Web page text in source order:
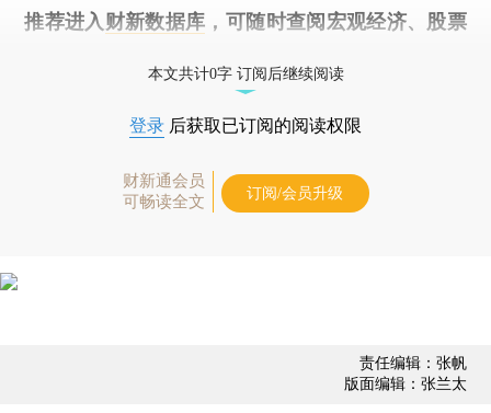
推荐进入 财新数据库 ，可随时查阅宏观经济、股票
本文共计0字 订阅后继续阅读
登录 后获取已订阅的阅读权限
财新通会员
可畅读全文
订阅/会员升级
责任编辑：张帆
版面编辑：张兰太